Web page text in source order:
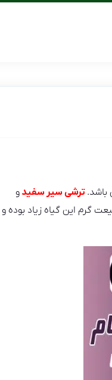
ترشی سیر سفید و
گرم این گیاه زیاد بوده و